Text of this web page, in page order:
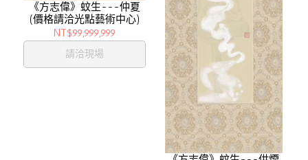
《方志偉》蚊生---仲夏
(價格請洽光點藝術中心)
NT$99,999,999
請洽現場